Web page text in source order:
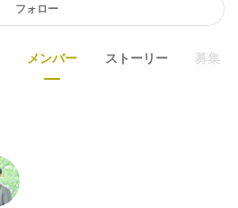
フォロー
メンバー ストーリー 募集